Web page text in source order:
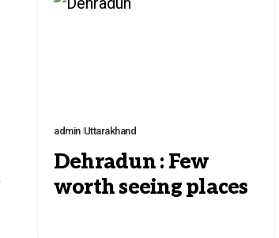
admin Uttarakhand
Dehradun : Few
worth seeing places